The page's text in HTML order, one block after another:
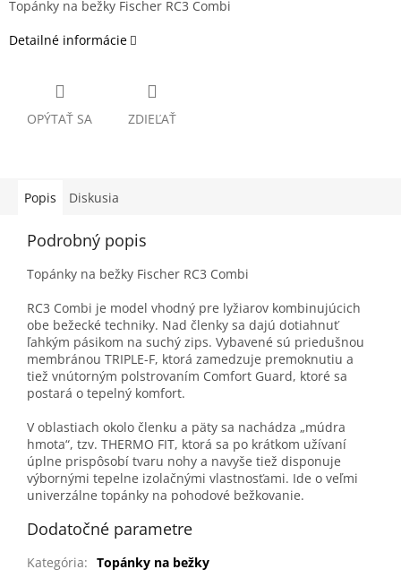
Topánky na bežky Fischer RC3 Combi
Detailné informácie
OPÝTAŤ SA ZDIEĽAŤ
Popis Diskusia
Podrobný popis
Topánky na bežky Fischer RC3 Combi
RC3 Combi je model vhodný pre lyžiarov kombinujúcich
obe bežecké techniky. Nad členky sa dajú dotiahnuť
ľahkým pásikom na suchý zips. Vybavené sú priedušnou
membránou TRIPLE-F, ktorá zamedzuje premoknutiu a
tiež vnútorným polstrovaním Comfort Guard, ktoré sa
postará o tepelný komfort.
V oblastiach okolo členku a päty sa nachádza „múdra
hmota“, tzv. THERMO FIT, ktorá sa po krátkom užívaní
úplne prispôsobí tvaru nohy a navyše tiež disponuje
výbornými tepelne izolačnými vlastnosťami. Ide o veľmi
univerzálne topánky na pohodové bežkovanie.
Dodatočné parametre
Kategória: Topánky na bežky